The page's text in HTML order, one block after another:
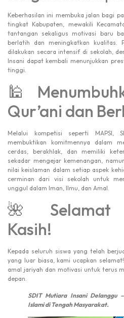
Keberhasilan ini membuka jalan bagi
tingkat Kabupaten, mewakili
tantangan sekaligus motivasi baru
berlatih dan meningkatkan kualitas.
dilakukan secara intensif di sekolah,
Insani dapat kembali menunjukkan
tinggi.
🕌
Qur’ani dan
Melalui kompetisi seperti MAPSI,
membuktikan komitmennya dalam
cerdas, berakhlak, dan memiliki
sekadar mengejar kemenangan,
nilai keislaman dalam setiap aspek
cerminan dari visi sekolah untuk
unggul dalam Iman, Ilmu, dan Amal.
🌺 Selamat
Kasih!
Kepada seluruh siswa yang telah
yang luar biasa, kami ucapkan
amal jariyah dan motivasi untuk terus
depan.
SDIT Mutiara Insani Delanggu
Islami di Tengah Masyarakat.